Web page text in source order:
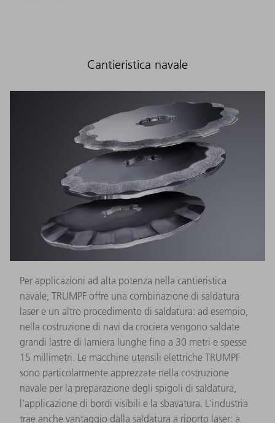
Cantieristica navale
Per applicazioni ad alta potenza nella cantieristica
navale, TRUMPF offre una combinazione di saldatura
laser e un altro procedimento di saldatura: ad esempio,
nella costruzione di navi da crociera vengono saldate
grandi lastre di lamiera lunghe fino a 30 metri e spesse
15 millimetri. Le macchine utensili elettriche TRUMPF
sono particolarmente apprezzate nella costruzione
navale per la preparazione degli spigoli di saldatura,
l'applicazione di bordi visibili e la sbavatura. L'industria
trae anche vantaggio dalla saldatura a riporto laser: a